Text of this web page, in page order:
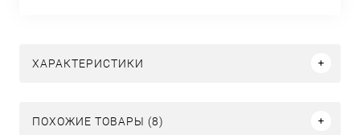
ХАРАКТЕРИСТИКИ
ПОХОЖИЕ ТОВАРЫ (8)